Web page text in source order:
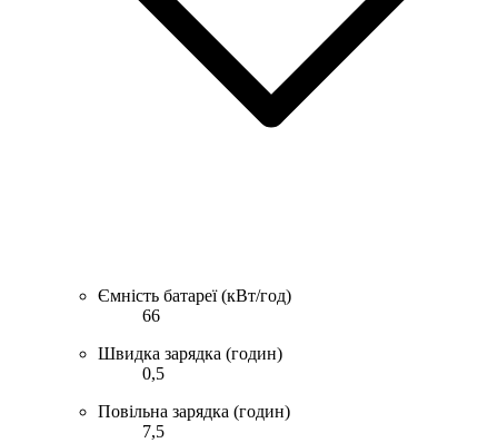
Ємність батареї (кВт/год)
66
Швидка зарядка (годин)
0,5
Повільна зарядка (годин)
7,5